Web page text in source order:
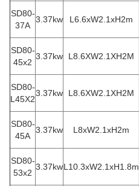
SD80-
37A
3.37kw L6.6xW2.1xH2m
SD80-
45x2
3.37kw L8.6XW2.1XH2M
SD80-
L45X2
3.37kw L8.6XW2.1XH2M
SD80-
45A
3.37kw L8xW2.1xH2m
SD80-
53x2
3.37kwL10.3xW2.1xH1.8m